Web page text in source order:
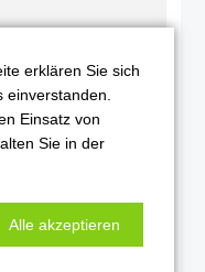
erklären Sie sich
Einsatz von
Sie in der
Alle akzeptieren